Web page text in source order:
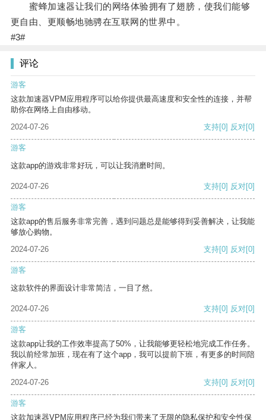
蜜蜂加速器让我们的网络体验拥有了翅膀，使我们能够
更自由、更顺畅地驰骋在互联网的世界中。
#3#
评论
游客
这款加速器VPM应用程序可以给你提供最高速度和安全性的连接，并帮
助你在网络上自由移动。
2024-07-26
支持[0] 反对[0]
游客
这款app的游戏非常好玩，可以让我消磨时间。
2024-07-26 支持[0] 反对[0]
游客
这款app的售后服务非常完善，遇到问题总是能够得到妥善解决，让我能
够放心购物。
2024-07-26
支持[0] 反对[0]
游客
这款软件的界面设计非常简洁，一目了然。
2024-07-26 支持[0] 反对[0]
游客
这款app让我的工作效率提高了50%，让我能够更轻松地完成工作任务。
我以前经常加班，现在有了这个app，我可以提前下班，有更多的时间陪
伴家人。
2024-07-26
支持[0] 反对[0]
游客
这款加速器VPM应用程序已经为我们带来了无限的隐私保护和安全性保